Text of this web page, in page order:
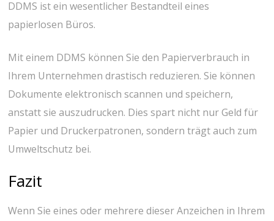
DDMS ist ein wesentlicher Bestandteil eines
papierlosen Büros.
Mit einem DDMS können Sie den Papierverbrauch in
Ihrem Unternehmen drastisch reduzieren. Sie können
Dokumente elektronisch scannen und speichern,
anstatt sie auszudrucken. Dies spart nicht nur Geld für
Papier und Druckerpatronen, sondern trägt auch zum
Umweltschutz bei.
Fazit
Wenn Sie eines oder mehrere dieser Anzeichen in Ihrem